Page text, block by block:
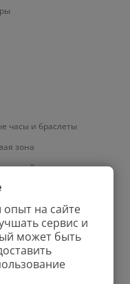
часы и браслеты
зона
устройства
дом
щетки
на сайте
сервис и
может быть